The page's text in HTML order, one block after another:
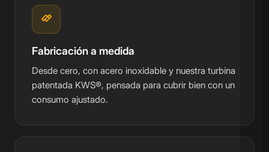
Fabricación a medida
Desde cero, con acero inoxidable y nuestra turbina
patentada KWS®, pensada para cubrir bien con un
consumo ajustado.